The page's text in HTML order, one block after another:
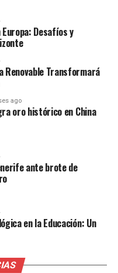
seguridad y
ya había prohibido la
dispositivos móviles
al considerar
“inaceptable” para la
de TikTok no es
occidentales, la
debido a su
chino y la gestión de
de TikTok
Desafíos y
Renovable Transformará
ago
oro histórico en China
ante brote de
en la Educación: Un